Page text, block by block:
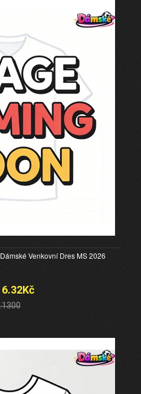
Venkovní Dres MS 2026